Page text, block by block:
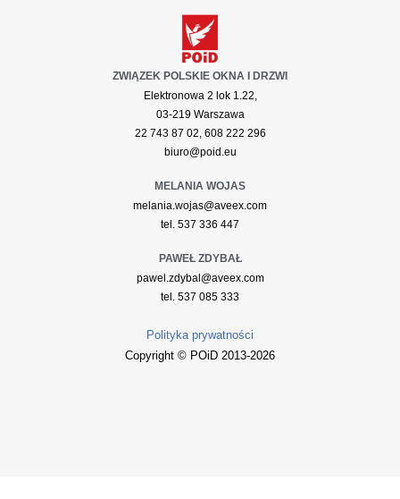
ZWIĄZEK POLSKIE OKNA I DRZWI
Elektronowa 2 lok 1.22,
03-219 Warszawa
22 743 87 02, 608 222 296
biuro@poid.eu
MELANIA WOJAS
melania.wojas@aveex.com
tel. 537 336 447
PAWEŁ ZDYBAŁ
pawel.zdybal@aveex.com
tel. 537 085 333
Polityka prywatności
Copyright © POiD 2013-2026